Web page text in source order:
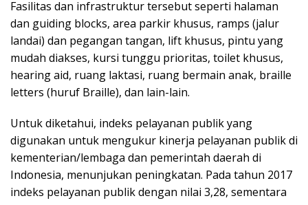
Fasilitas dan infrastruktur tersebut seperti halaman
dan guiding blocks, area parkir khusus, ramps (jalur
landai) dan pegangan tangan, lift khusus, pintu yang
mudah diakses, kursi tunggu prioritas, toilet khusus,
hearing aid, ruang laktasi, ruang bermain anak, braille
letters (huruf Braille), dan lain-lain.
Untuk diketahui, indeks pelayanan publik yang
digunakan untuk mengukur kinerja pelayanan publik di
kementerian/lembaga dan pemerintah daerah di
Indonesia, menunjukan peningkatan. Pada tahun 2017
indeks pelayanan publik dengan nilai 3,28, sementara